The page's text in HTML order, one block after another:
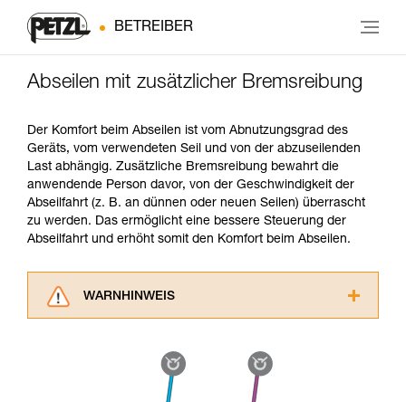
BETREIBER
Abseilen mit zusätzlicher Bremsreibung
Der Komfort beim Abseilen ist vom Abnutzungsgrad des
Geräts, vom verwendeten Seil und von der abzuseilenden
Last abhängig. Zusätzliche Bremsreibung bewahrt die
anwendende Person davor, von der Geschwindigkeit der
Abseilfahrt (z. B. an dünnen oder neuen Seilen) überrascht
zu werden. Das ermöglicht eine bessere Steuerung der
Abseilfahrt und erhöht somit den Komfort beim Abseilen.
WARNHINWEIS
aufmerksam durch, bevor Sie diesen zu Rate
ziehen. Um diese Zusatzinformationen